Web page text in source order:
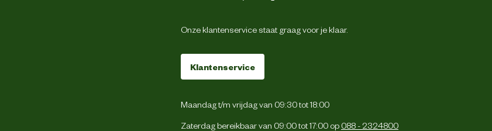
Onze klantenservice staat graag voor je klaar.
Klantenservice
Maandag t/m vrijdag van 09:30 tot 18:00
Zaterdag bereikbaar van 09:00 tot 17:00 op 088 - 2324800